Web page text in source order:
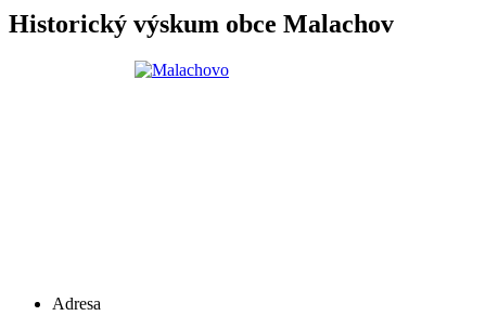
Historický výskum obce Malachov
Adresa